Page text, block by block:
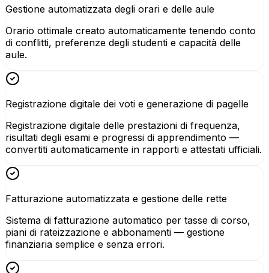
Gestione automatizzata degli orari e delle aule
Orario ottimale creato automaticamente tenendo conto
di conflitti, preferenze degli studenti e capacità delle
aule.
Registrazione digitale dei voti e generazione di pagelle
Registrazione digitale delle prestazioni di frequenza,
risultati degli esami e progressi di apprendimento —
convertiti automaticamente in rapporti e attestati ufficiali.
Fatturazione automatizzata e gestione delle rette
Sistema di fatturazione automatico per tasse di corso,
piani di rateizzazione e abbonamenti — gestione
finanziaria semplice e senza errori.